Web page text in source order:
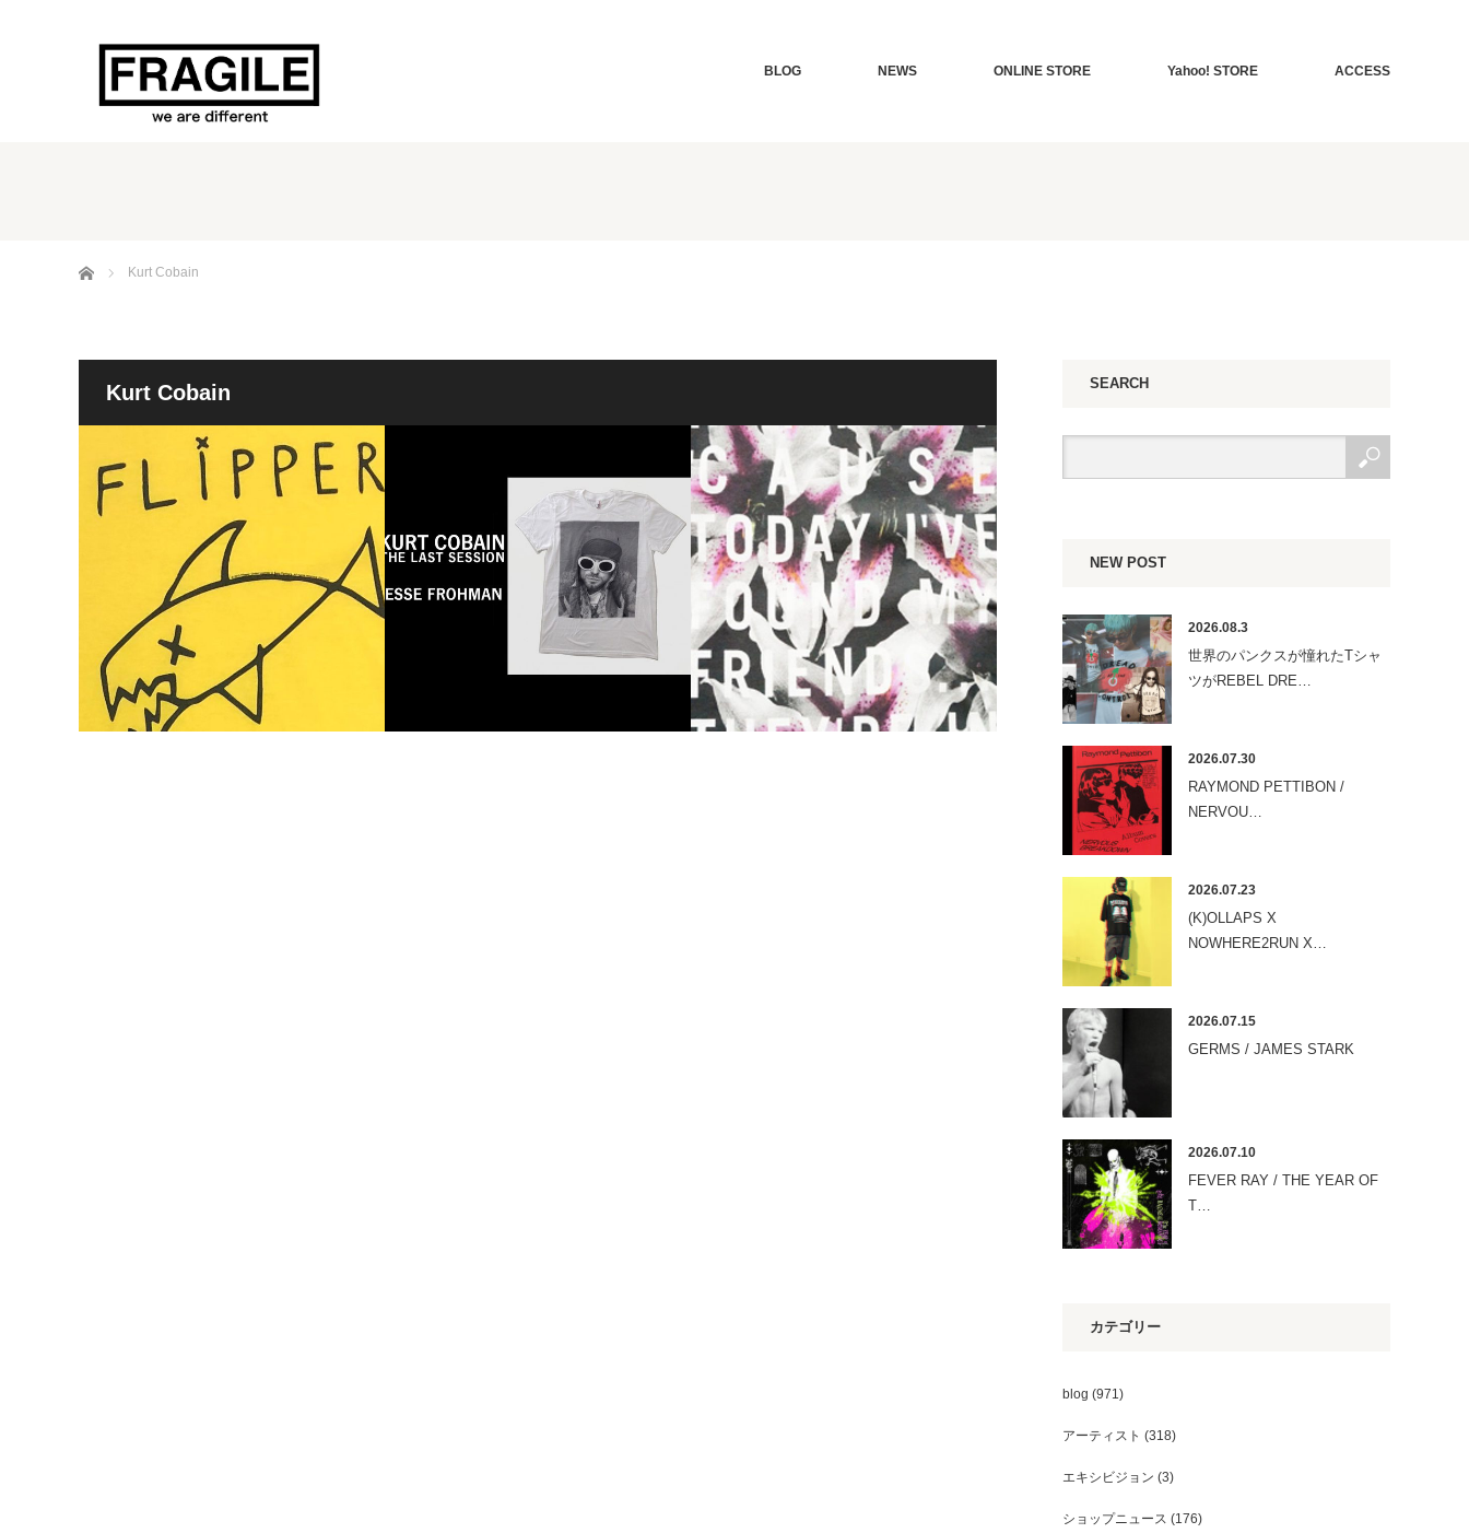
BLOG NEWS ONLINE STORE Yahoo! STORE ACCESS
ホーム Kurt Cobain
Kurt Cobain SEARCH
NEW POST
2026.08.3
世界のパンクスが憧れたTシャ
ツがREBEL DRE…
2026.07.30
RAYMOND PETTIBON /
NERVOU…
2026.07.23
(K)OLLAPS X
NOWHERE2RUN X…
2026.07.15
GERMS / JAMES STARK
2026.07.10
FEVER RAY / THE YEAR OF
T…
カテゴリー
blog (971)
アーティスト (318)
エキシビジョン (3)
ショップニュース (176)